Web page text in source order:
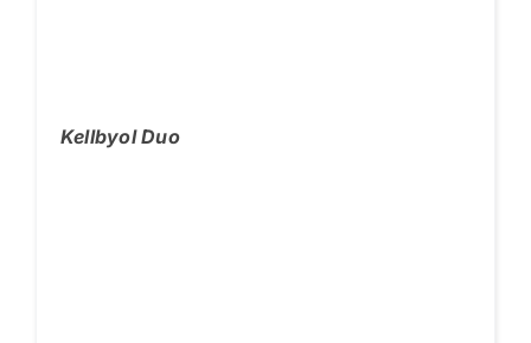
Kellbyol Duo